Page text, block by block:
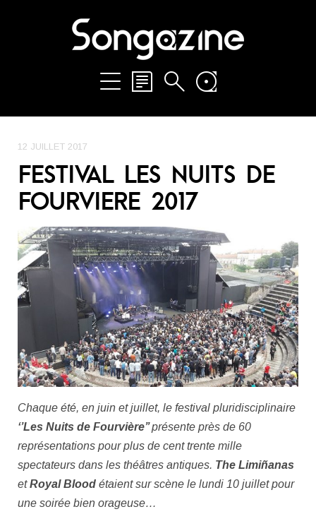
12 JUILLET 2017
FESTIVAL LES NUITS DE
FOURVIERE 2017
Chaque été, en juin et juillet, le festival pluridisciplinaire
‘’Les Nuits de Fourvière’’présente près de 60
représentations pour plus de cent trente mille
spectateurs dans les théâtres antiques. The Limiñanas
etRoyal Blood étaient sur scène le lundi 10 juillet pour
une soirée bien orageuse…